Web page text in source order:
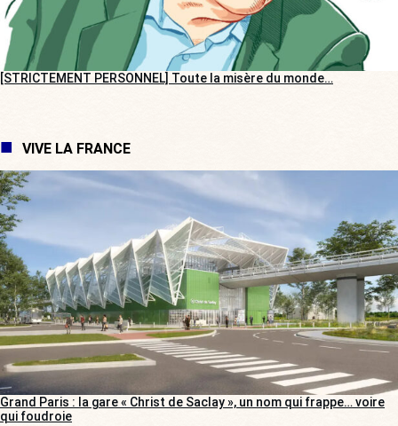
[STRICTEMENT PERSONNEL] Toute la misère du monde…
VIVE LA FRANCE
Grand Paris : la gare « Christ de Saclay », un nom qui frappe… voire
qui foudroie